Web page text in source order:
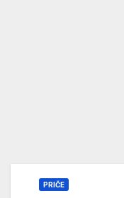
PRIČE